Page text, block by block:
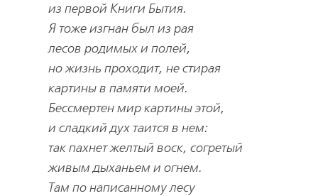
из первой Книги Бытия.
Я тоже изгнан был из рая
лесов родимых и полей,
но жизнь проходит, не стирая
картины в памяти моей.
Бессмертен мир картины этой,
и сладкий дух таится в нем:
так пахнет желтый воск, согретый
живым дыханьем и огнем.
Там по написанному лесу